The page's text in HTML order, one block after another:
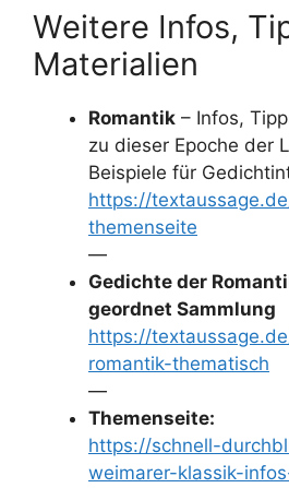
Weitere Infos,
Materialien
Romantik – Infos,
zu dieser Epoche der
Beispiele für
https://
themenseite
—
Gedichte der
geordnet Sammlung
https://
romantik-thematisch
—
Themenseite:
https://schnell-
weimarer-klassik-